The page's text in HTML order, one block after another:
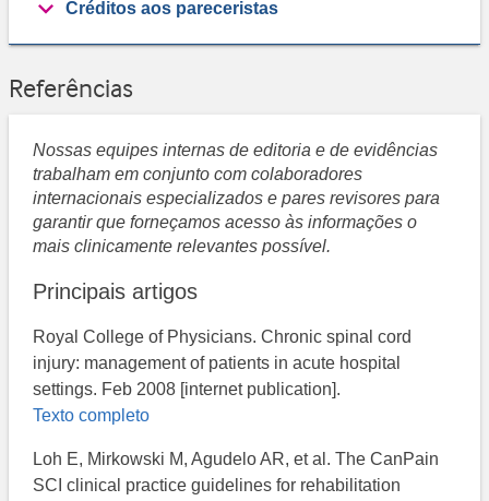
Créditos aos pareceristas
Referências
Nossas equipes internas de editoria e de evidências
trabalham em conjunto com colaboradores
internacionais especializados e pares revisores para
garantir que forneçamos acesso às informações o
mais clinicamente relevantes possível.
Principais artigos
Royal College of Physicians. Chronic spinal cord
injury: management of patients in acute hospital
settings. Feb 2008 [internet publication].
Texto completo
Loh E, Mirkowski M, Agudelo AR, et al. The CanPain
SCI clinical practice guidelines for rehabilitation